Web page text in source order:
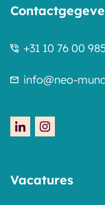
+31 10 76 00 985
info@neo-
Vacatures